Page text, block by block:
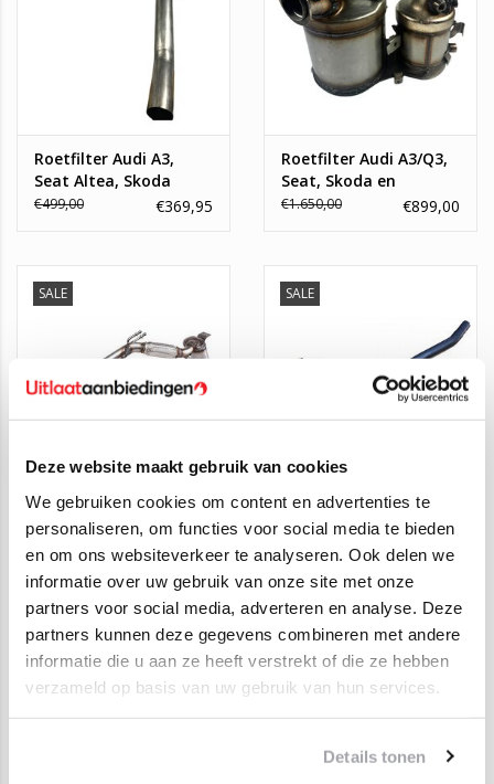
Deze website maakt gebruik van cookies
We gebruiken cookies om content en advertenties te
personaliseren, om functies voor social media te bieden
en om ons websiteverkeer te analyseren. Ook delen we
informatie over uw gebruik van onze site met onze
partners voor social media, adverteren en analyse. Deze
partners kunnen deze gegevens combineren met andere
informatie die u aan ze heeft verstrekt of die ze hebben
verzameld op basis van uw gebruik van hun services.
Details tonen
Roetfilter Audi A3,
Seat Altea, Skoda
Octavia, Volkswagen
€499,00 €369,95
Roetfilter Audi A3/Q3,
Seat, Skoda en
Volkswagen Silicium
€1.650,00 €899,00
SALE
Roetfilter Audi A3 /
Seat Altea, Leon /
Skoda Octavia, SuperB
/ Volkswagen Passat,
Golf, Caddy, Jetta 1.6,
€850,00 €479,00
SALE
Roetfilter Audi A3,
Skoda Octavia,
Volkswagen Caddy,
Golf, Passat
€800,00 €529,00